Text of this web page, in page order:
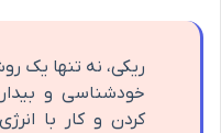
ریکی، نه تنها یک
خودشناسی و
کردن و کار با